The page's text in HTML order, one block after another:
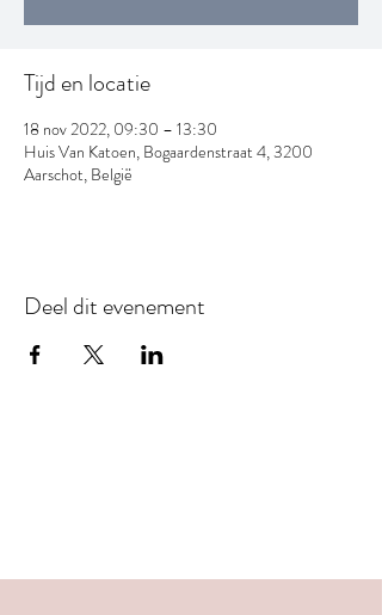
Tijd en locatie
18 nov 2022, 09:30 – 13:30
Huis Van Katoen, Bogaardenstraat 4, 3200
Aarschot, België
Deel dit evenement